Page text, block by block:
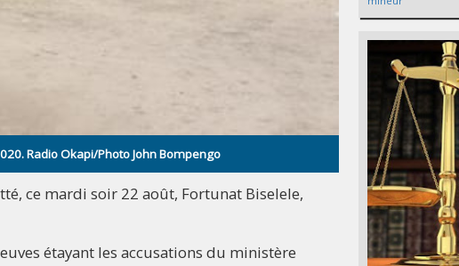
Radio Okapi/Photo John Bompengo
ce mardi soir 22 août, Fortunat Biselele,
étayant les accusations du ministère